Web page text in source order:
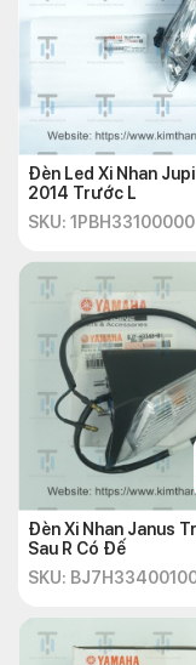
Đèn Led Xi Nhan
2014 Trước L
SKU: 1PBH33100000
Đèn Xi Nhan Janus
Sau R Có Đế
SKU: